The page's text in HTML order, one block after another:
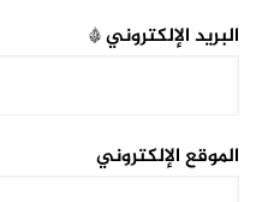
البريد الإلكتروني*
الموقع الإلكتروني